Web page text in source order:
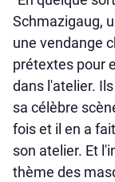
Schmazigaug,
une vendange
prétextes pour
dans l'atelier.
sa célèbre
fois et il en a
son atelier. Et
thème des